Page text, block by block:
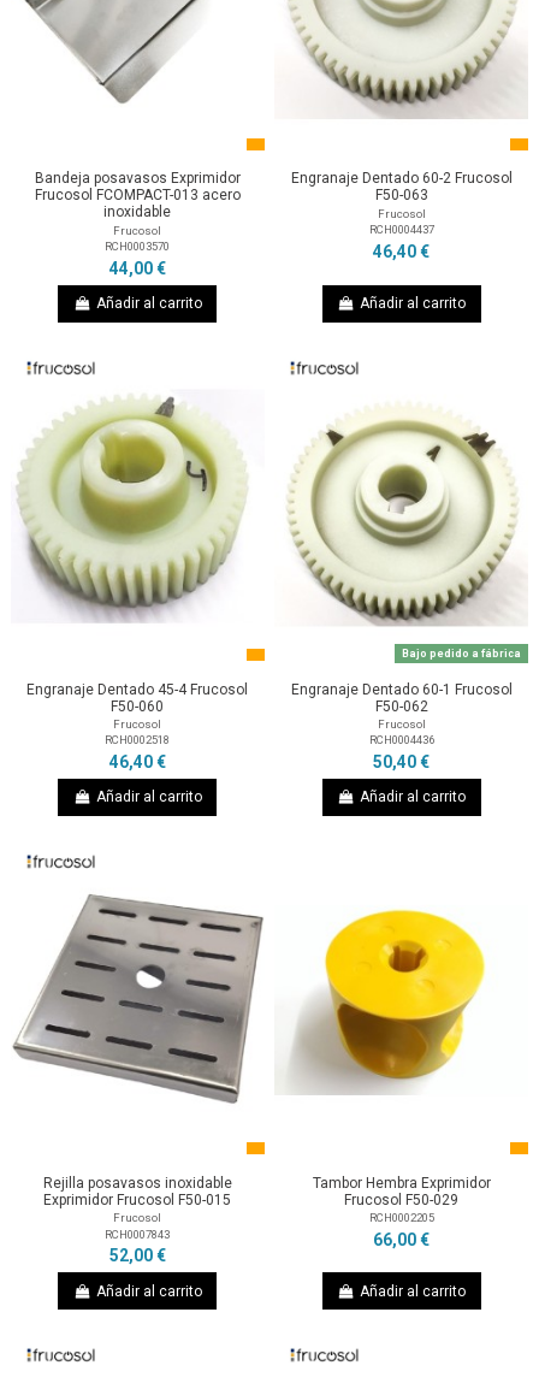
Bandeja posavasos Exprimidor
Frucosol FCOMPACT-013 acero
inoxidable
Frucosol
RCH0003570
44,00 €
Añadir al carrito
Engranaje Dentado 60-2 Frucosol
F50-063
Frucosol
RCH0004437
46,40 €
Añadir al carrito
Engranaje Dentado 45-4 Frucosol
F50-060
Frucosol
RCH0002518
46,40 €
Añadir al carrito
Bajo pedido a fábrica
Engranaje Dentado 60-1 Frucosol
F50-062
Frucosol
RCH0004436
50,40 €
Añadir al carrito
Rejilla posavasos inoxidable
Exprimidor Frucosol F50-015
Frucosol
RCH0007843
52,00 €
Añadir al carrito
Tambor Hembra Exprimidor
Frucosol F50-029
RCH0002205
66,00 €
Añadir al carrito